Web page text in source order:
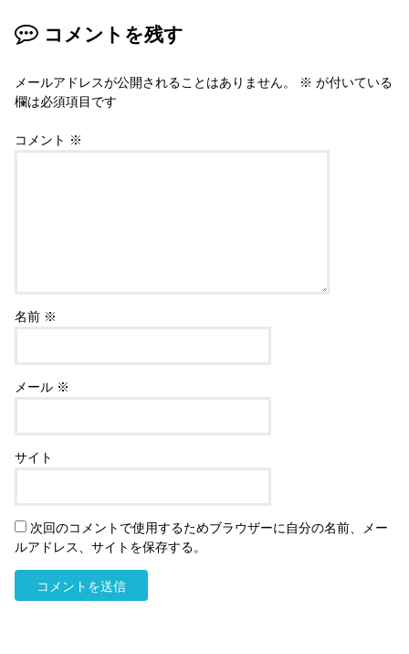
コメントを残す
メールアドレスが公開されることはありません。 ※ が付いている
欄は必須項目です
コメント ※
名前 ※
メール ※
サイト
次回のコメントで使用するためブラウザーに自分の名前、メー
ルアドレス、サイトを保存する。